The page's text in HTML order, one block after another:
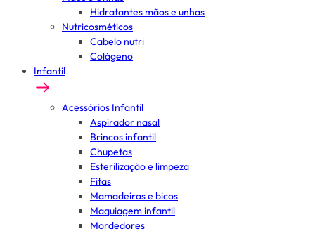
Hidratantes mãos e unhas
Nutricosméticos
Cabelo nutri
Colágeno
Infantil
Acessórios Infantil
Aspirador nasal
Brincos infantil
Chupetas
Esterilização e limpeza
Fitas
Mamadeiras e bicos
Maquiagem infantil
Mordedores